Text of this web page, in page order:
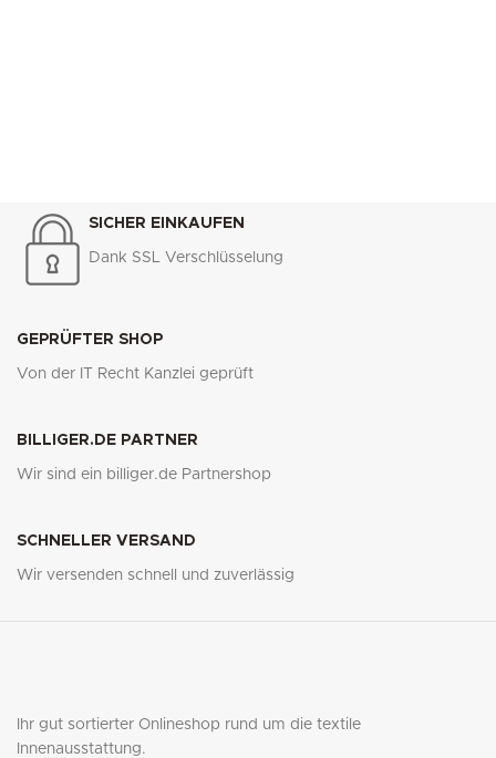
SICHER EINKAUFEN
Dank SSL Verschlüsselung
GEPRÜFTER SHOP
Von der IT Recht Kanzlei geprüft
BILLIGER.DE PARTNER
Wir sind ein billiger.de Partnershop
SCHNELLER VERSAND
Wir versenden schnell und zuverlässig
Ihr gut sortierter Onlineshop rund um die textile
Innenausstattung.